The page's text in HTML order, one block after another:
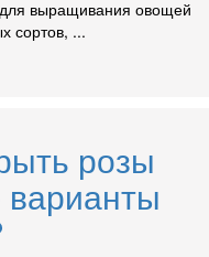
выращивания овощей
сортов, ...
розы